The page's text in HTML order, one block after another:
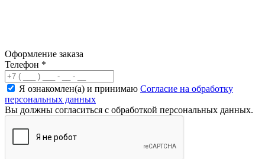
Оформление заказа
Телефон *
Я ознакомлен(а) и принимаю Согласие на обработку
персональных данных
Вы должны согласиться с обработкой персональных данных.